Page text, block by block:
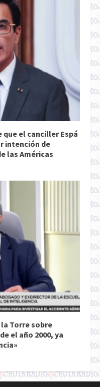
que el canciller Espá
intención de
las Américas
la Torre sobre
el año 2000, ya